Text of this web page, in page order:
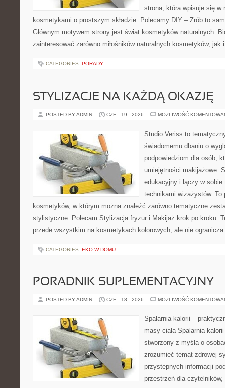
strona, która wpisuje się w
kosmetykami o prostszym składzie. Polecamy DIY – Zrób to
Głównym motywem strony jest świat kosmetyków naturalnych.
zainteresować zarówno miłośników naturalnych kosmetyków,
CATEGORIES: PORADY
STYLIZACJE NA KAŻDĄ OKAZJĘ
POSTED BY ADMIN CZE - 19 - 2026 MOŻLIWOŚĆ
Studio Veriss to
świadomemu dbaniu o
podpowiedziom dla osób,
umiejętności makijażowe.
edukacyjny i łączy w
technikami wizażystów. To
kosmetyków, w którym można znaleźć zarówno tematyczne
stylistyczne. Polecam Stylizacja fryzur i Makijaż krok po kroku.
przede wszystkim na kosmetykach kolorowych, ale nie
CATEGORIES: EKO W DOMU
PORADNIK SUPLEMENTACYJNY
POSTED BY ADMIN CZE - 18 - 2026 MOŻLIWOŚĆ
Spalarnia kalorii –
masy ciała Spalarnia
stworzony z myślą o
zrozumieć temat zdrowej
przystępnych informacji
przestrzeń dla